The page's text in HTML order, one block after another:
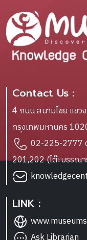
Contact Us :
4 ถนน สนามไชย แขว
กรุงเทพมหานคร
02-225-2777
201,202 (โต๊ะบรรณ
LINK :